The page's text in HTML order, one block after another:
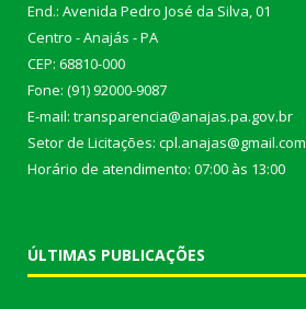
End.: Avenida Pedro José da Silva, 01
Centro - Anajás - PA
CEP: 68810-000
Fone: (91) 92000-9087
E-mail: transparencia@anajas.pa.gov.br
Setor de Licitações: cpl.anajas@gmail.com
Horário de atendimento: 07:00 às 13:00
ÚLTIMAS PUBLICAÇÕES